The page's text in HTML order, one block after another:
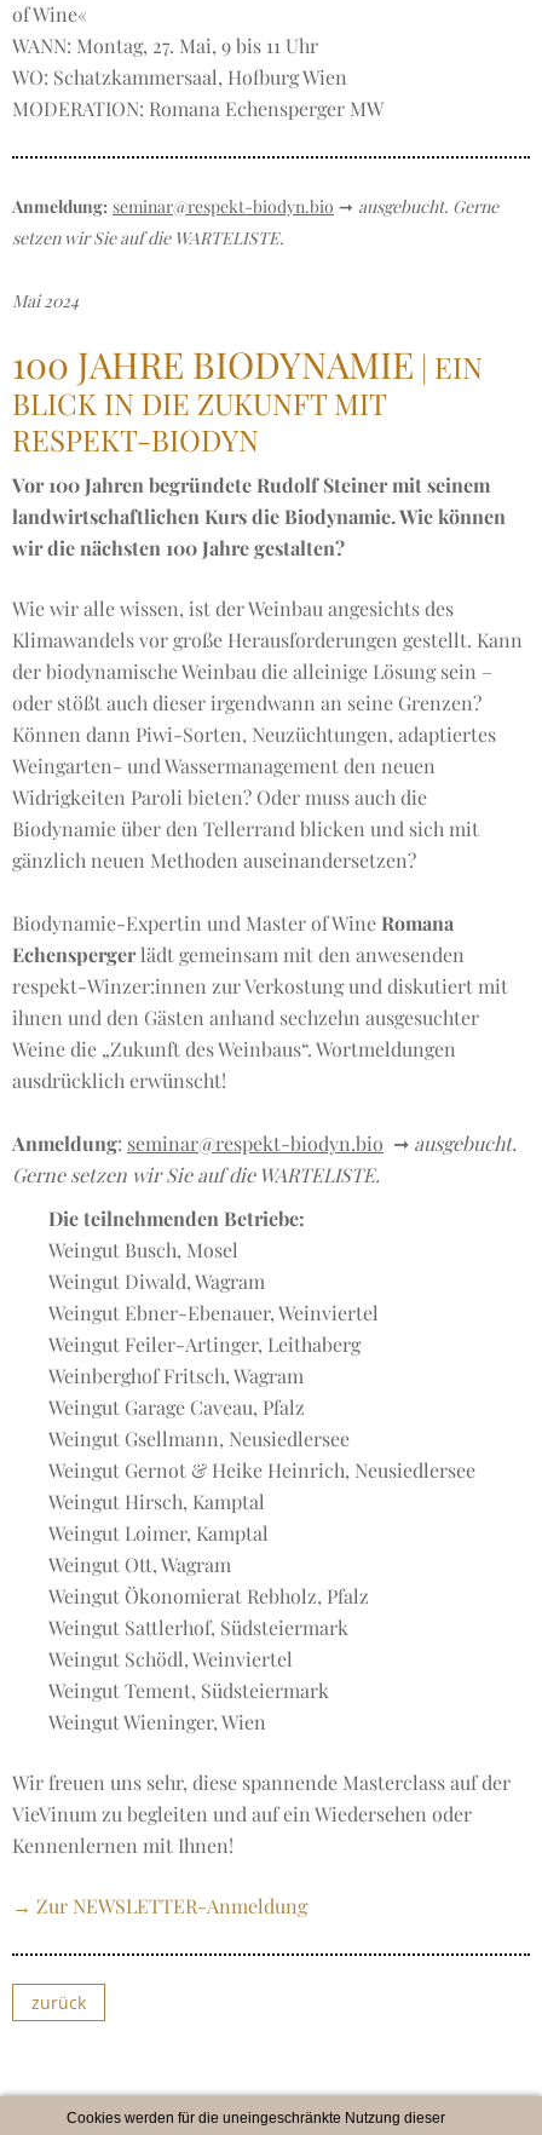
of Wine«
WANN: Montag, 27. Mai, 9 bis 11 Uhr
WO: Schatzkammersaal, Hofburg Wien
MODERATION: Romana Echensperger MW
Anmeldung: seminar@respekt-biodyn.bio ➞ ausgebucht. Gerne
setzen wir Sie auf die WARTELISTE.
Mai 2024
100 JAHRE BIODYNAMIE | EIN
BLICK IN DIE ZUKUNFT MIT
RESPEKT-BIODYN
Vor 100 Jahren begründete Rudolf Steiner mit seinem
landwirtschaftlichen Kurs die Biodynamie. Wie können
wir die nächsten 100 Jahre gestalten?
Wie wir alle wissen, ist der Weinbau angesichts des
Klimawandels vor große Herausforderungen gestellt. Kann
der biodynamische Weinbau die alleinige Lösung sein –
oder stößt auch dieser irgendwann an seine Grenzen?
Können dann Piwi-Sorten, Neuzüchtungen, adaptiertes
Weingarten- und Wassermanagement den neuen
Widrigkeiten Paroli bieten? Oder muss auch die
Biodynamie über den Tellerrand blicken und sich mit
gänzlich neuen Methoden auseinandersetzen?
Biodynamie-Expertin und Master of Wine Romana
Echenspergerlädt gemeinsam mit den anwesenden
respekt-Winzer:innen zur Verkostung und diskutiert mit
ihnen und den Gästen anhand sechzehn ausgesuchter
Weine die „Zukunft des Weinbaus“. Wortmeldungen
ausdrücklich erwünscht!
Anmeldung: seminar@respekt-biodyn.bio ➞ ausgebucht.
Gerne setzen wir Sie auf die WARTELISTE.
Die teilnehmenden Betriebe:
Weingut Busch, Mosel
Weingut Diwald, Wagram
Weingut Ebner-Ebenauer, Weinviertel
Weingut Feiler-Artinger, Leithaberg
Weinberghof Fritsch, Wagram
Weingut Garage Caveau, Pfalz
Weingut Gsellmann, Neusiedlersee
Weingut Gernot & Heike Heinrich, Neusiedlersee
Weingut Hirsch, Kamptal
Weingut Loimer, Kamptal
Weingut Ott, Wagram
Weingut Ökonomierat Rebholz, Pfalz
Weingut Sattlerhof, Südsteiermark
Weingut Schödl, Weinviertel
Weingut Tement, Südsteiermark
Weingut Wieninger, Wien
Wir freuen uns sehr, diese spannende Masterclass auf der
VieVinum zu begleiten und auf ein Wiedersehen oder
Kennenlernen mit Ihnen!
→ Zur NEWSLETTER-Anmeldung
zurück
Cookies werden für die uneingeschränkte Nutzung dieser